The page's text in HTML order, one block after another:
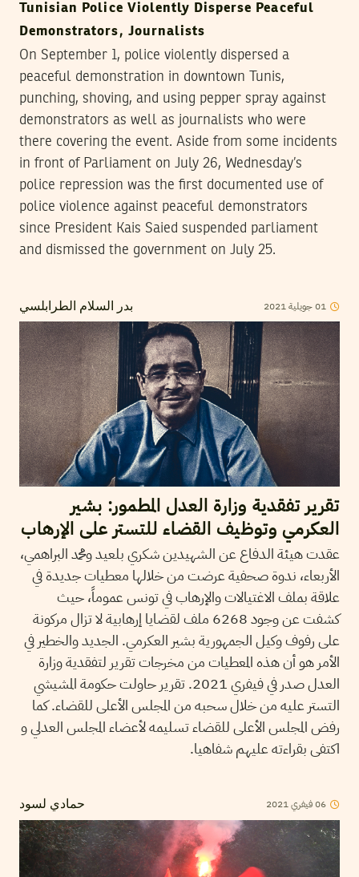
Tunisian Police Violently Disperse Peaceful
Demonstrators, Journalists
On September 1, police violently dispersed a
peaceful demonstration in downtown Tunis,
punching, shoving, and using pepper spray against
demonstrators as well as journalists who were
there covering the event. Aside from some incidents
in front of Parliament on July 26, Wednesday’s
police repression was the first documented use of
police violence against peaceful demonstrators
since President Kais Saied suspended parliament
and dismissed the government on July 25.
بدر السلام الطرابلسي 01جويلية2021
تقرير تفقدية وزارة العدل المطمور: بشير
العكرمي وتوظيف القضاء للتستر على الإرهاب
عقدت هيئة الدفاع عن الشهيدين شكري بلعيد ومحمد البراهمي،
الأربعاء، ندوة صحفية عرضت من خلالها معطيات جديدة في
علاقة بملف الاغتيالات والإرهاب في تونس عموماً، حيث
كشفت عن وجود 6268 ملف لقضايا إرهابية لا تزال مركونة
على رفوف وكيل الجمهورية بشير العكرمي. الجديد والخطير في
الأمر هو أن هذه المعطيات من مخرجات تقرير لتفقدية وزارة
العدل صدر في فيفري 2021. تقرير حاولت حكومة المشيشي
التستر عليه من خلال سحبه من المجلس الأعلى للقضاء. كما
رفض المجلس الأعلى للقضاء تسليمه لأعضاء المجلس العدلي و
اكتفى بقراءته عليهم شفاهيا.
حمادي لسود 06فيفري2021